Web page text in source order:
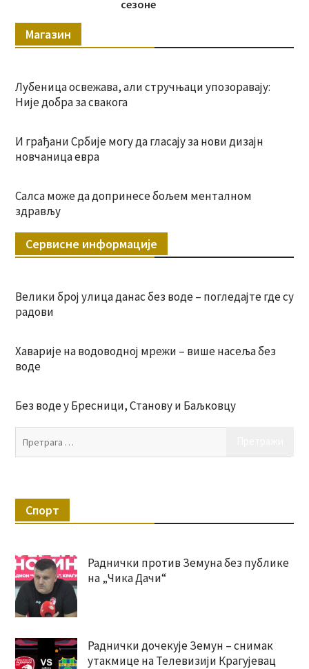
сезоне
Магазин
Лубеница освежава, али стручњаци упозоравају:
Није добра за свакога
И грађани Србије могу да гласају за нови дизајн
новчаница евра
Салса може да допринесе бољем менталном
здрављу
Сервисне информације
Велики број улица данас без воде – погледајте где су
радови
Хаварије на водоводној мрежи – више насеља без
воде
Без воде у Бресници, Станову и Баљковцу
Спорт
Раднички против Земуна без публике
на „Чика Дачи“
Раднички дочекује Земун – снимак
утакмице на Телевизији Крагујевац